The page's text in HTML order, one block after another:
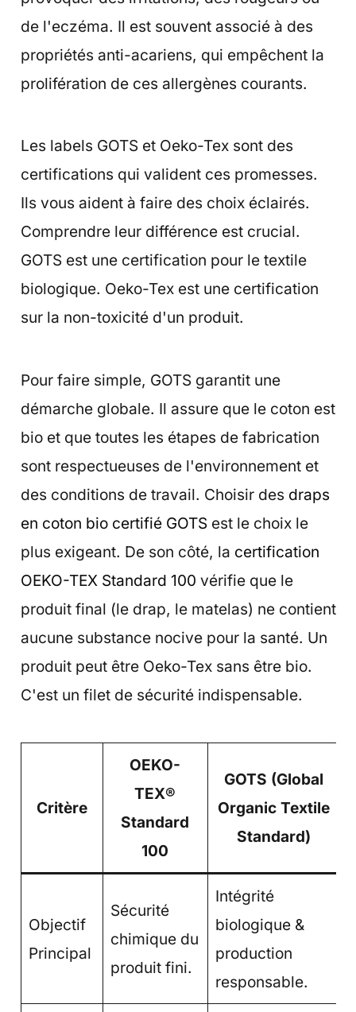
de l'eczéma. Il est souvent associé à des
propriétés anti-acariens, qui empêchent la
prolifération de ces allergènes courants.
Les labels GOTS et Oeko-Tex sont des
certifications qui valident ces promesses.
Ils vous aident à faire des choix éclairés.
Comprendre leur différence est crucial.
GOTS est une certification pour le textile
biologique. Oeko-Tex est une certification
sur la non-toxicité d'un produit.
Pour faire simple, GOTS garantit une
démarche globale. Il assure que le coton est
bio et que toutes les étapes de fabrication
sont respectueuses de l'environnement et
des conditions de travail. Choisir des draps
en coton bio certifié GOTSest le choix le
plus exigeant. De son côté, la certification
OEKO-TEX Standard 100 vérifie que le
produit final (le drap, le matelas) ne contient
aucune substance nocive pour la santé. Un
produit peut être Oeko-Tex sans être bio.
C'est un filet de sécurité indispensable.
Critère
OEKO-
TEX®
Standard
100
GOTS (Global
Organic Textile
Standard)
Objectif
Principal
Sécurité
chimique du
produit fini.
Intégrité
biologique &
production
responsable.